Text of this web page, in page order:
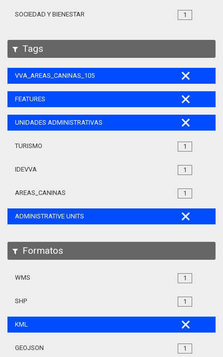
1
SOCIEDAD Y BIENESTAR
Tags
VVA_AREAS_CANINAS_105
FEATURES
UNIDADES ADMINISTRATIVAS
1
TURISMO
1
IDEVVA
1
AREAS_CANINAS
ADMINISTRATIVE UNITS
Formatos
1
WMS
1
SHP
KML
1
GEOJSON